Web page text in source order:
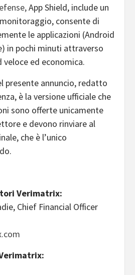
App Shield, include un
consente di
le applicazioni (Android
in pochi minuti attraverso
veloce ed economica.
presente annuncio, redatto
è la versione ufficiale che
sono offerte unicamente
e devono rinviare al
che è l’unico
Verimatrix:
Chief Financial Officer